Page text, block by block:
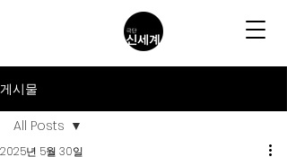
게시물
All Posts
2025년 5월 30일